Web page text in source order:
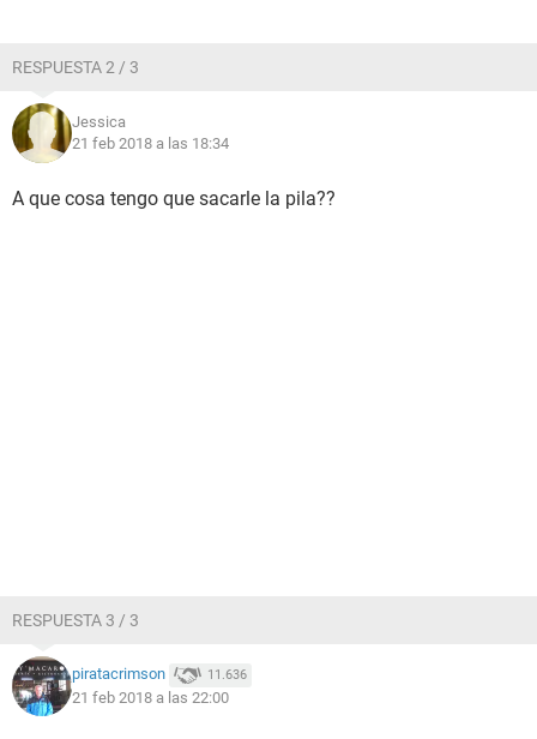
RESPUESTA 2 / 3
Jessica
21 feb 2018 a las 18:34
A que cosa tengo que sacarle la pila??
RESPUESTA 3 / 3
piratacrimson 11.636
21 feb 2018 a las 22:00